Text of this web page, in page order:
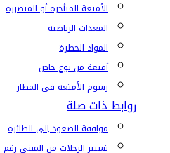
الأمتعة المتأخرة أو المتضررة
المعدات الرياضية
المواد الخطرة
أمتعة من نوع خاص
رسوم الأمتعة في المطار
روابط ذات صلة
موافقة الصعود إلى الطائرة
تسيير الرحلات من المبنى رقم 3 (DXB)